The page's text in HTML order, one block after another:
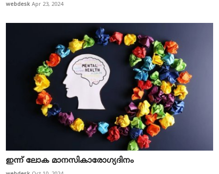
webdesk Apr 23, 2024
ഇന്ന് ലോക മാനസികാരോഗ്യദിനം